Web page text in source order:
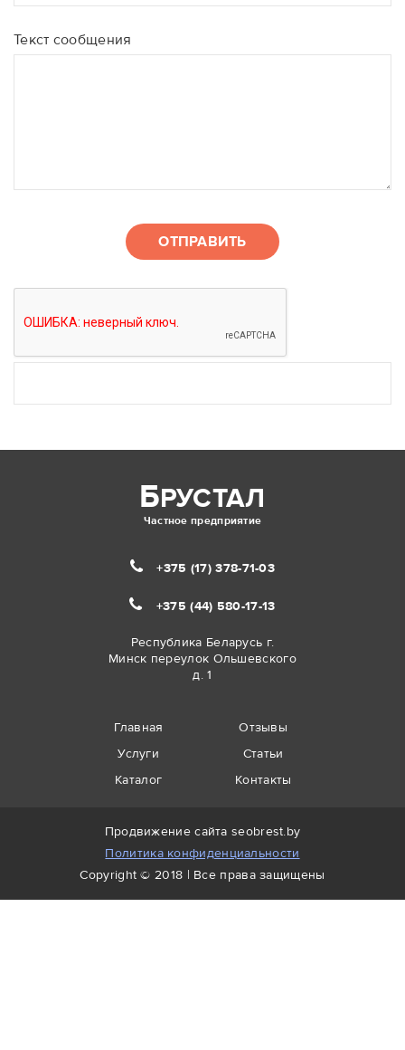
Текст сообщения
БРУСТАЛ
Частное предприятие
+375 (17) 378-71-03
+375 (44) 580-17-13
Республика Беларусь г.
Минск переулок Ольшевского
д. 1
Главная
Услуги
Каталог
Отзывы
Статьи
Контакты
Продвижение сайта seobrest.by
Политика конфиденциальности
Copyright © 2018 | Все права защищены